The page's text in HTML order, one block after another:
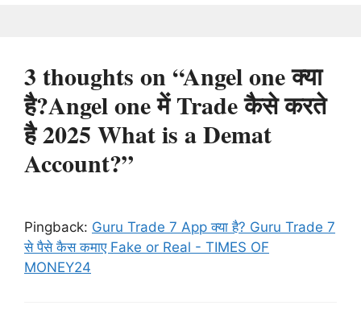
3 thoughts on “Angel one क्या
है?Angel one में Trade कैसे करते
है 2025 What is a Demat
Account?”
Pingback: Guru Trade 7 App क्या है? Guru Trade 7
से पैसे कैस कमाए Fake or Real - TIMES OF
MONEY24